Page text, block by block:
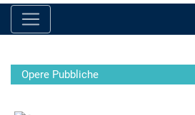
Opere Pubbliche